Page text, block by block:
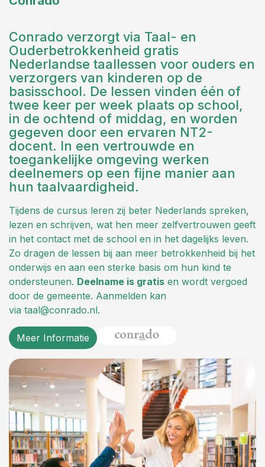
Conrado verzorgt via Taal- en
Ouderbetrokkenheid gratis
Nederlandse taallessen voor ouders en
verzorgers van kinderen op de
basisschool. De lessen vinden één of
twee keer per week plaats op school,
in de ochtend of middag, en worden
gegeven door een ervaren NT2-
docent. In een vertrouwde en
toegankelijke omgeving werken
deelnemers op een fijne manier aan
hun taalvaardigheid.
Tijdens de cursus leren zij beter Nederlands spreken,
lezen en schrijven, wat hen meer zelfvertrouwen geeft
in het contact met de school en in het dagelijks leven.
Zo dragen de lessen bij aan meer betrokkenheid bij het
onderwijs en aan een sterke basis om hun kind te
ondersteunen. Deelname is gratis en wordt vergoed
door de gemeente. Aanmelden kan
via taal@conrado.nl.
Meer Informatie